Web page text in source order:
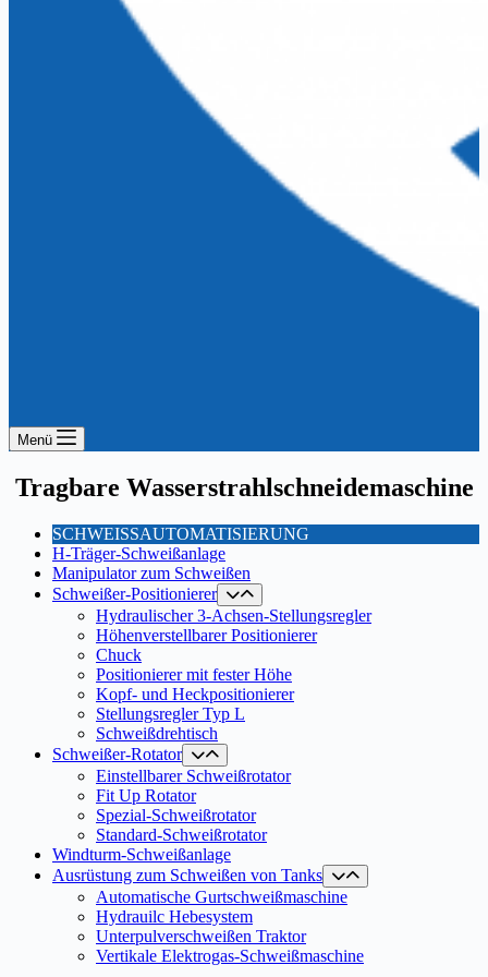
Menü
Tragbare Wasserstrahlschneidemaschine
SCHWEISSAUTOMATISIERUNG
H-Träger-Schweißanlage
Manipulator zum Schweißen
Schweißer-Positionierer
Hydraulischer 3-Achsen-Stellungsregler
Höhenverstellbarer Positionierer
Chuck
Positionierer mit fester Höhe
Kopf- und Heckpositionierer
Stellungsregler Typ L
Schweißdrehtisch
Schweißer-Rotator
Einstellbarer Schweißrotator
Fit Up Rotator
Spezial-Schweißrotator
Standard-Schweißrotator
Windturm-Schweißanlage
Ausrüstung zum Schweißen von Tanks
Automatische Gurtschweißmaschine
Hydrauilc Hebesystem
Unterpulverschweißen Traktor
Vertikale Elektrogas-Schweißmaschine